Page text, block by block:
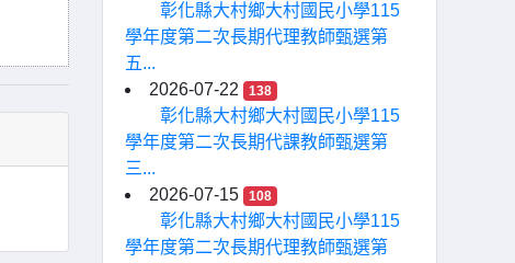
彰化縣大村鄉大村國民小學115
學年度第二次長期代理教師甄選第
五...
2026-07-22
138
彰化縣大村鄉大村國民小學115
學年度第二次長期代課教師甄選第
三...
2026-07-15
108
彰化縣大村鄉大村國民小學115
學年度第二次長期代理教師甄選第